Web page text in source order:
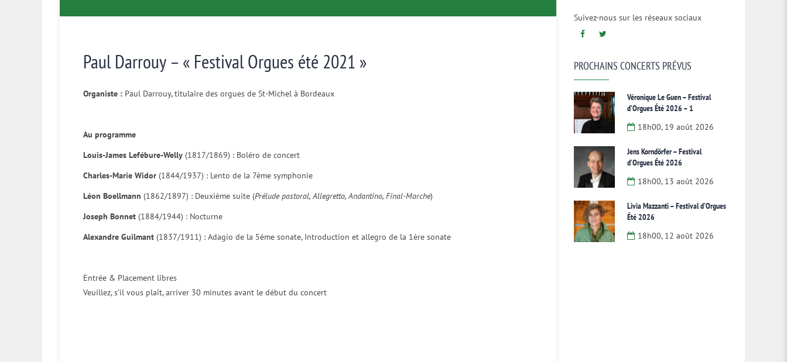
Paul Darrouy – « Festival Orgues été 2021 »
Organiste : Paul Darrouy, titulaire des orgues de St-Michel à Bordeaux
Au programme
Louis-James Lefébure-Welly (1817/1869) : Boléro de concert
Charles-Marie Widor (1844/1937) : Lento de la 7ème symphonie
Léon Boellmann (1862/1897) : Deuxième suite (Prélude pastoral, Allegretto, Andantino, Final-Marche)
Joseph Bonnet (1884/1944) : Nocturne
Alexandre Guilmant (1837/1911) : Adagio de la 5ème sonate, Introduction et allegro de la 1ère sonate
Entrée & Placement libres
Veuillez, s’il vous plaît, arriver 30 minutes avant le début du concert
Suivez-nous sur les réseaux sociaux
PROCHAINS CONCERTS PRÉVUS
Véronique Le Guen – Festival
d’Orgues Été 2026 – 1
18h00, 19 août 2026
Jens Korndörfer – Festival
d’Orgues Été 2026
18h00, 13 août 2026
Livia Mazzanti – Festival d’Orgues
Été 2026
18h00, 12 août 2026